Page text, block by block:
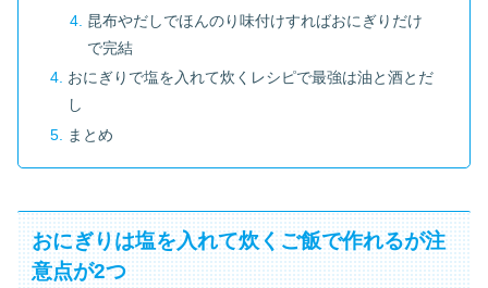
昆布やだしでほんのり味付けすればおにぎりだけ
で完結
おにぎりで塩を入れて炊くレシピで最強は油と酒とだ
し
まとめ
おにぎりは塩を入れて炊くご飯で作れるが注
意点が2つ